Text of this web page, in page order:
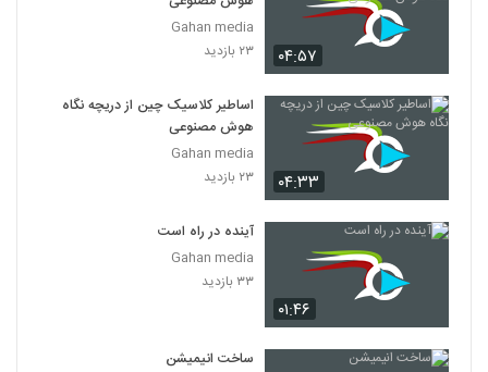
025023 - هوش مصنوعی سری اول
24
025024 - هوش مصنوعی سری اول
۵۰۷ بازدید
025025 - هوش مصنوعی سری اول
۴۷۹ بازدید
025026 - هوش مصنوعی سری اول
025027 - هوش مصنوعی سری اول
۰۴:۵۷
Gahan media
۲۳ بازدید
۰۴:۳۳
اساطیر کلاسیک چین از دریچه نگاه
هوش مصنوعی
Gahan media
۲۳ بازدید
۰۱:۴۶
آینده در راه است
Gahan media
۳۳ بازدید
ساخت انیمیشن